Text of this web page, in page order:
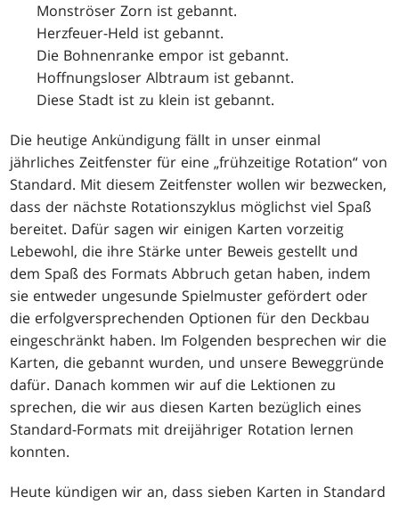
Monströser Zorn ist gebannt.
Herzfeuer-Held ist gebannt.
Die Bohnenranke empor ist gebannt.
Hoffnungsloser Albtraum ist gebannt.
Diese Stadt ist zu klein ist gebannt.
Die heutige Ankündigung fällt in unser einmal
jährliches Zeitfenster für eine „frühzeitige Rotation“ von
Standard. Mit diesem Zeitfenster wollen wir bezwecken,
dass der nächste Rotationszyklus möglichst viel Spaß
bereitet. Dafür sagen wir einigen Karten vorzeitig
Lebewohl, die ihre Stärke unter Beweis gestellt und
dem Spaß des Formats Abbruch getan haben, indem
sie entweder ungesunde Spielmuster gefördert oder
die erfolgversprechenden Optionen für den Deckbau
eingeschränkt haben. Im Folgenden besprechen wir die
Karten, die gebannt wurden, und unsere Beweggründe
dafür. Danach kommen wir auf die Lektionen zu
sprechen, die wir aus diesen Karten bezüglich eines
Standard-Formats mit dreijähriger Rotation lernen
konnten.
Heute kündigen wir an, dass sieben Karten in Standard